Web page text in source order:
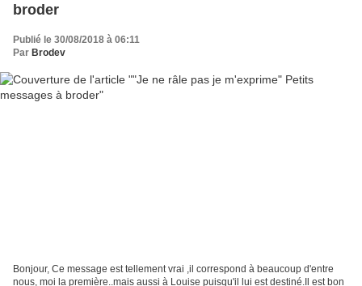
broder
Publié le 30/08/2018 à 06:11
Par Brodev
Bonjour, Ce message est tellement vrai ,il correspond à beaucoup d'entre
nous, moi la première..mais aussi à Louise puisqu'il lui est destiné.Il est bon